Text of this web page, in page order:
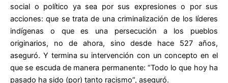
social o político ya sea por sus expresiones o por sus
acciones: que se trata de una criminalización de los líderes
indígenas o que es una persecución a los pueblos
originarios, no de ahora, sino desde hace 527 años,
aseguró. Y termina su intervención con un concepto en el
que se escuda de manera permanente: “Todo lo que hoy ha
pasado ha sido (por) tanto racismo”, aseguró.